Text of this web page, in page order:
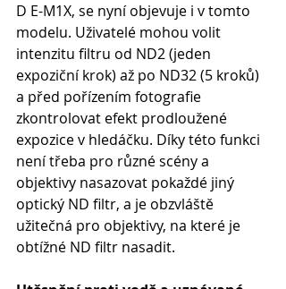
D E-M1X, se nyní objevuje i v tomto
modelu. Uživatelé mohou volit
intenzitu filtru od ND2 (jeden
expoziční krok) až po ND32 (5 kroků)
a před pořízením fotografie
zkontrolovat efekt prodloužené
expozice v hledáčku. Díky této funkci
není třeba pro různé scény a
objektivy nasazovat pokaždé jiný
optický ND filtr, a je obzvláště
užitečná pro objektivy, na které je
obtížné ND filtr nasadit.